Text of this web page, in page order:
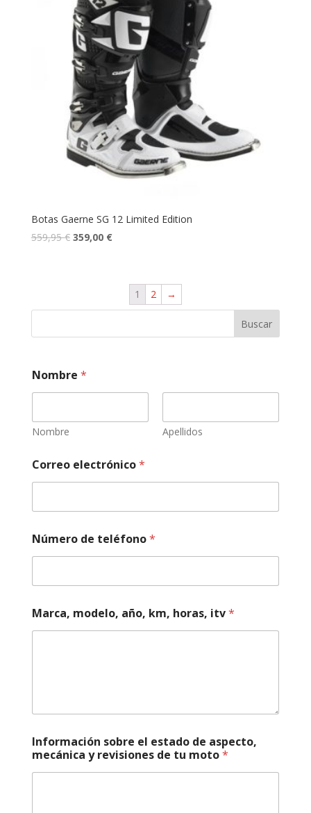
Botas Gaerne SG 12 Limited Edition
559,95€ 359,00 €
1 2 →
Buscar
Nombre *
Nombre Apellidos
a
r
a
*
d
e
Correo electrónico*
Número de teléfono*
Marca, modelo, año, km, horas, itv*
Información sobre el estado de aspecto,
mecánica y revisiones de tu moto*